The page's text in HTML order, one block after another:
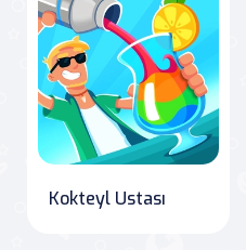
Kokteyl Ustası